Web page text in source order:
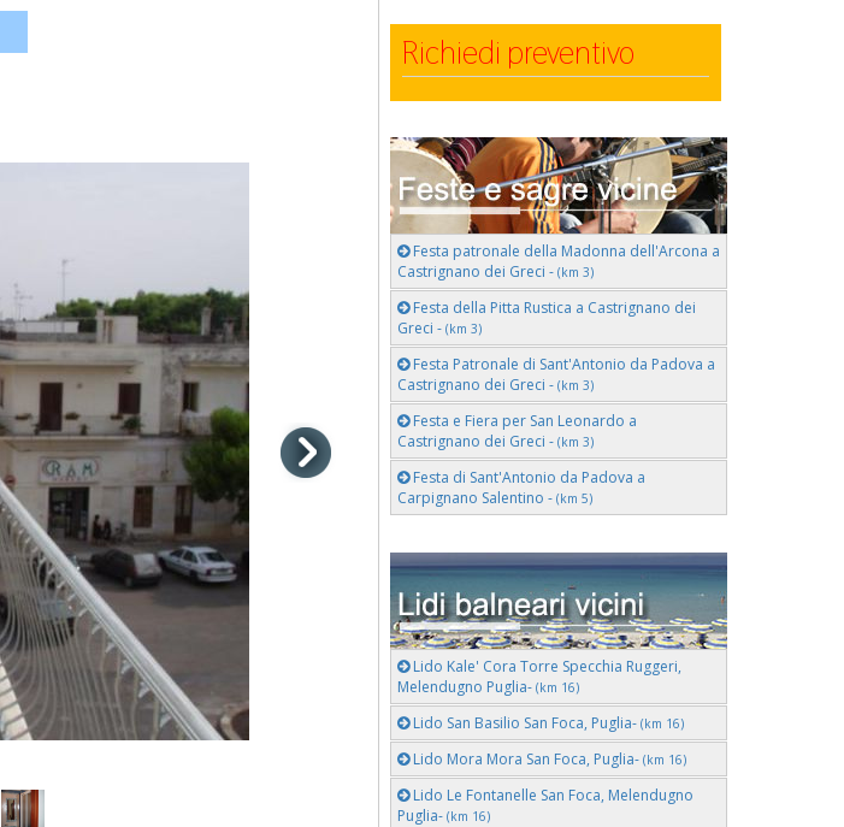
Richiedi preventivo
Festa patronale della Madonna dell'Arcona a
Castrignano dei Greci - (km 3)
Festa della Pitta Rustica a Castrignano dei
Greci - (km 3)
Festa Patronale di Sant'Antonio da Padova a
Castrignano dei Greci - (km 3)
Festa e Fiera per San Leonardo a
Castrignano dei Greci - (km 3)
Festa di Sant'Antonio da Padova a
Carpignano Salentino - (km 5)
Lido Kale' Cora Torre Specchia Ruggeri,
Melendugno Puglia- (km 16)
Lido San Basilio San Foca, Puglia- (km 16)
Lido Mora Mora San Foca, Puglia- (km 16)
Lido Le Fontanelle San Foca, Melendugno
Puglia- (km 16)